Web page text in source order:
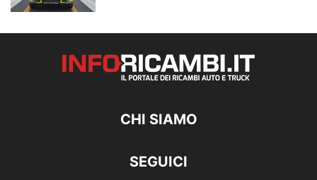
CHI SIAMO
SEGUICI